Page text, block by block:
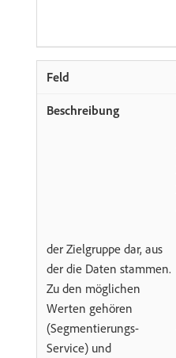
der Zielgruppe dar, aus
der die Daten stammen.
Zu den möglichen
Werten gehören
(Segmentierungs-
Service) und